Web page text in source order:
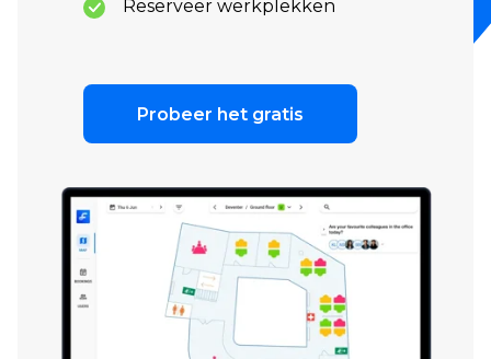
Reserveer werkplekken
Probeer het gratis